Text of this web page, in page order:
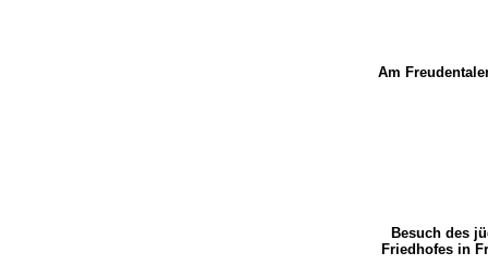
Am
Besuch des
Friedhofes in